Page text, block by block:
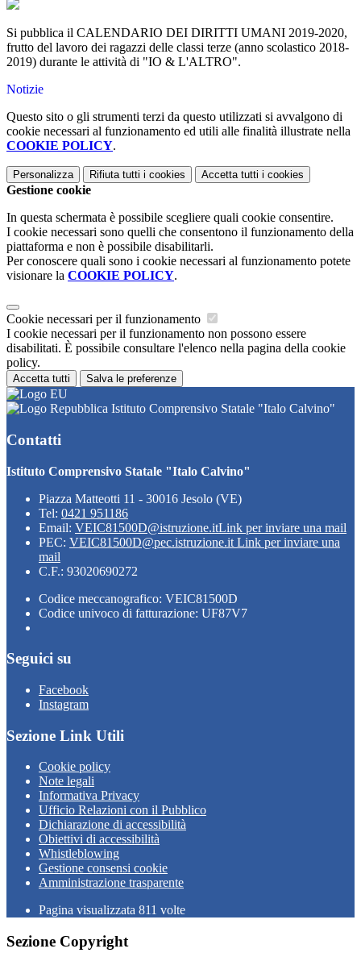
Si pubblica il CALENDARIO DEI DIRITTI UMANI 2019-2020,
frutto del lavoro dei ragazzi delle classi terze (anno scolastico 2018-
2019) durante le attività di "IO & L'ALTRO".
Notizie
Questo sito o gli strumenti terzi da questo utilizzati si avvalgono di
cookie necessari al funzionamento ed utili alle finalità illustrate nella
COOKIE POLICY.
Personalizza Rifiuta tutti i cookies Accetta tutti i cookies
Gestione cookie
In questa schermata è possibile scegliere quali cookie consentire.
I cookie necessari sono quelli che consentono il funzionamento della
piattaforma e non è possibile disabilitarli.
Per conoscere quali sono i cookie necessari al funzionamento potete
visionare la COOKIE POLICY.
Cookie necessari per il funzionamento
I cookie necessari per il funzionamento non possono essere
disabilitati. È possibile consultare l'elenco nella pagina della cookie
policy.
Accetta tutti Salva le preferenze
Istituto Comprensivo Statale "Italo Calvino"
Contatti
Istituto Comprensivo Statale "Italo Calvino"
Piazza Matteotti 11 - 30016 Jesolo (VE)
Tel: 0421 951186
Email: VEIC81500D@istruzione.itLink per inviare una mail
PEC: VEIC81500D@pec.istruzione.it Link per inviare una
mail
C.F.: 93020690272
Codice meccanografico: VEIC81500D
Codice univoco di fatturazione: UF87V7
Seguici su
Facebook
Instagram
Sezione Link Utili
Cookie policy
Note legali
Informativa Privacy
Ufficio Relazioni con il Pubblico
Dichiarazione di accessibilità
Obiettivi di accessibilità
Whistleblowing
Gestione consensi cookie
Amministrazione trasparente
Pagina visualizzata 811 volte
Sezione Copyright